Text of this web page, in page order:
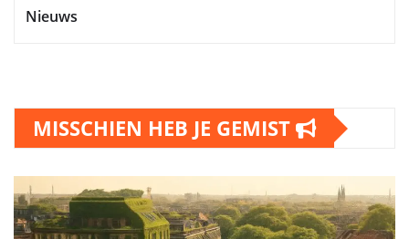
Nieuws
MISSCHIEN HEB JE GEMIST